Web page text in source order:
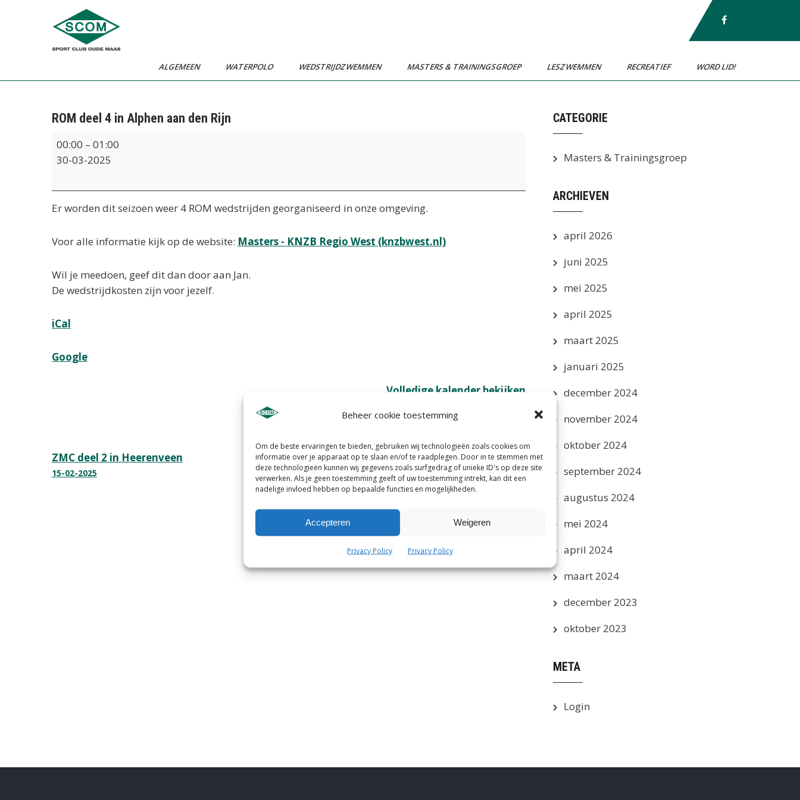
Beheer cookie toestemming
Om de beste ervaringen te bieden, gebruiken wij technologieën zoals cookies om
informatie over je apparaat op te slaan en/of te raadplegen. Door in te stemmen met
deze technologieën kunnen wij gegevens zoals surfgedrag of unieke ID's op deze site
verwerken. Als je geen toestemming geeft of uw toestemming intrekt, kan dit een
nadelige invloed hebben op bepaalde functies en mogelijkheden.
Accepteren Weigeren
Privacy Policy Privacy Policy
ALGEMEEN WATERPOLO WEDSTRIJDZWEMMEN MASTERS & TRAININGSGROEP LESZWEMMEN RECREATIEF WORD LID!
ROM deel 4 in Alphen aan den Rijn
ROM
deel
aan
Rijn
00:00 – 01:00
30-03-2025
Er worden dit seizoen weer 4 ROM wedstrijden georganiseerd in onze omgeving.
Voor alle informatie kijk op de website: Masters - KNZB Regio West (knzbwest.nl)
Wil je meedoen, geef dit dan door aan Jan.
De wedstrijdkosten zijn voor jezelf.
iCal
Google
Volledige kalender bekijken
Bericht
navigatie
ZMC deel 2 in Heerenveen
15-02-2025
Wel trainen op sinterklaasavond
05-12-2025
CATEGORIE
Masters & Trainingsgroep
ARCHIEVEN
april 2026
juni 2025
mei 2025
april 2025
maart 2025
januari 2025
december 2024
november 2024
oktober 2024
september 2024
augustus 2024
mei 2024
april 2024
maart 2024
december 2023
oktober 2023
META
Login